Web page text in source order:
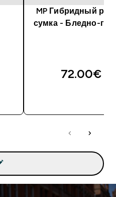
MP Гибридный
сумка - Бледно-
72.00€‎